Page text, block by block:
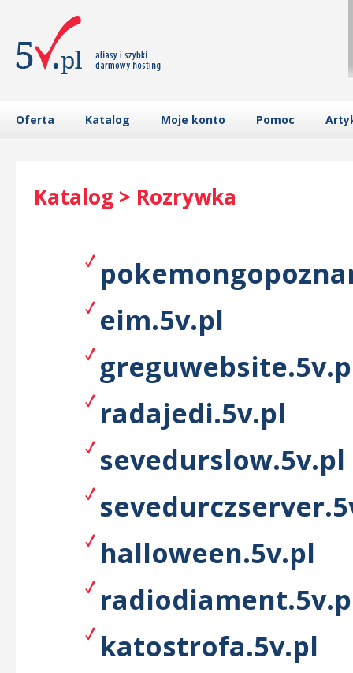
Oferta Katalog Moje konto Pomoc
Katalog > Rozrywka
eim.5v.pl
radajedi.5v.pl
sevedurslow.5v.pl
halloween.5v.pl
katostrofa.5v.pl